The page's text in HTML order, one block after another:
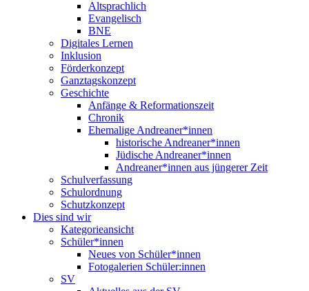
Altsprachlich
Evangelisch
BNE
Digitales Lernen
Inklusion
Förderkonzept
Ganztagskonzept
Geschichte
Anfänge & Reformationszeit
Chronik
Ehemalige Andreaner*innen
historische Andreaner*innen
Jüdische Andreaner*innen
Andreaner*innen aus jüngerer Zeit
Schulverfassung
Schulordnung
Schutzkonzept
Dies sind wir
Kategorieansicht
Schüler*innen
Neues von Schüler*innen
Fotogalerien Schüler:innen
SV